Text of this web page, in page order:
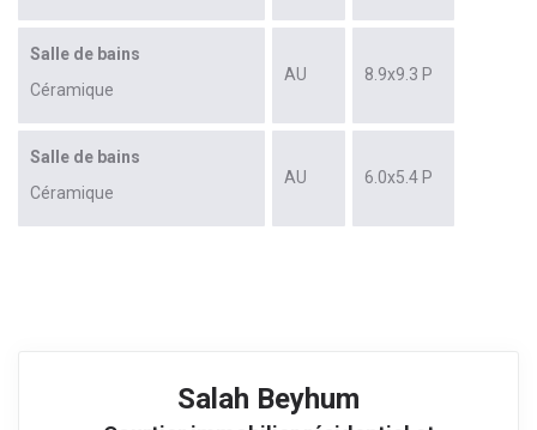
Salle de bains
Céramique
AU 8.9x9.3 P
Salle de bains
Céramique
AU 6.0x5.4 P
Salah Beyhum